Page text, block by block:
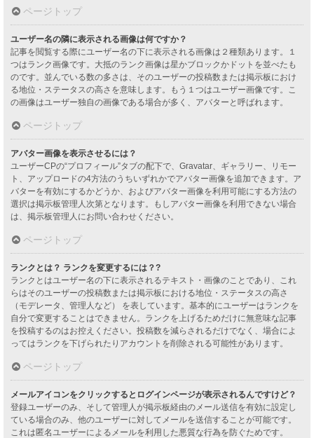
ページトップ
ユーザー名の隣に表示される画像は何ですか？
記事を閲覧する際にユーザー名の下に表示される画像は２種類あります。１
つはランク画像です。大抵のランク画像は星かブロックかドットを並べたも
のです。並んでいる数の多さは、そのユーザーの投稿数または掲示板におけ
る地位・ステータスの高さを意味します。もう１つはユーザー画像です。こ
の画像はユーザー独自の画像である場合が多く、アバターと呼ばれます。
ページトップ
アバター画像を表示させるには？
ユーザーCPの“プロフィール”タブの配下で、Gravatar、ギャラリー、リモー
ト、アップロードの4方法のうちいずれかでアバター画像を追加できます。ア
バターを有効にするかどうか、およびアバター画像を利用可能にする方法の
選択は掲示板管理人次第となります。もしアバター画像を利用できない場合
は、掲示板管理人にお問い合わせください。
ページトップ
ランクとは？ ランクを変更するには？?
ランクとはユーザー名の下に表示されるテキスト・画像のことであり、これ
らはそのユーザーの投稿数または掲示板における地位・ステータスの高さ
（モデレータ、管理人など） を表しています。基本的にユーザーはランクを
自分で変更することはできません。ランクを上げるためだけに無意味な記事
を投稿するのはお控えください。投稿数を減らされるだけでなく、場合によ
ってはランクを下げられたりアカウントを削除される可能性があります。
ページトップ
メールアイコンをクリックするとログインページが表示されるんですけど？
登録ユーザーのみ、そして管理人が掲示板経由のメール送信を有効に設定し
ている場合のみ、他のユーザーに対してメールを送信することが可能です。
これは匿名ユーザーによるメールを利用した悪質な行為を防ぐためです。